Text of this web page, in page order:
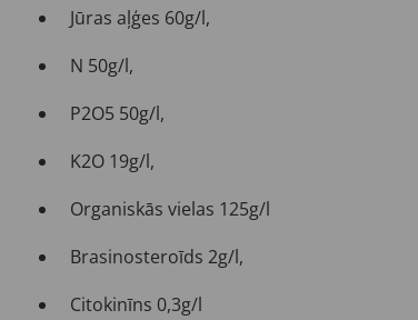
Jūras aļģes 60g/l,
N 50g/l,
P2O5 50g/l,
K2O 19g/l,
Organiskās vielas 125g/l
Brasinosteroīds 2g/l,
Citokinīns 0,3g/l